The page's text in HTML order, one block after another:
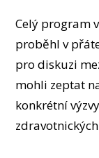
Celý program
proběhl v
pro diskuzi
mohli zeptat
konkrétní